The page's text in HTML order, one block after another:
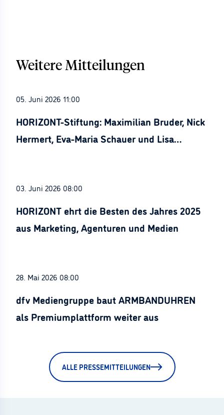
Weitere Mitteilungen
05. Juni 2026 11:00
HORIZONT-Stiftung: Maximilian Bruder, Nick
Hermert, Eva-Maria Schauer und Lisa
03. Juni 2026 08:00
HORIZONT ehrt die Besten des Jahres 2025
aus Marketing, Agenturen und Medien
28. Mai 2026 08:00
dfv Mediengruppe baut ARMBANDUHREN
als Premiumplattform weiter aus
ALLE PRESSEMITTEILUNGEN